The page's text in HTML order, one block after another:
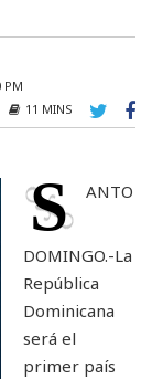
PM
11 MINS
S ANTO
DOMINGO.-La
República
Dominicana
será el
primer país